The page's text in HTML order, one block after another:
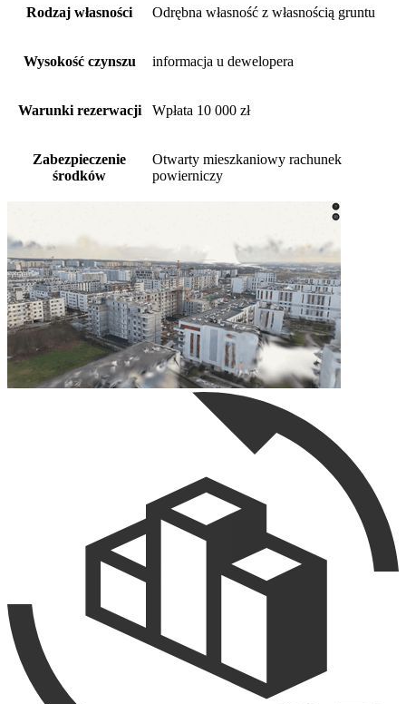
Rodzaj własności Odrębna własność z własnością gruntu
Wysokość czynszu informacja u dewelopera
Warunki rezerwacji Wpłata 10 000 zł
Zabezpieczenie
środków
Otwarty mieszkaniowy rachunek
powierniczy